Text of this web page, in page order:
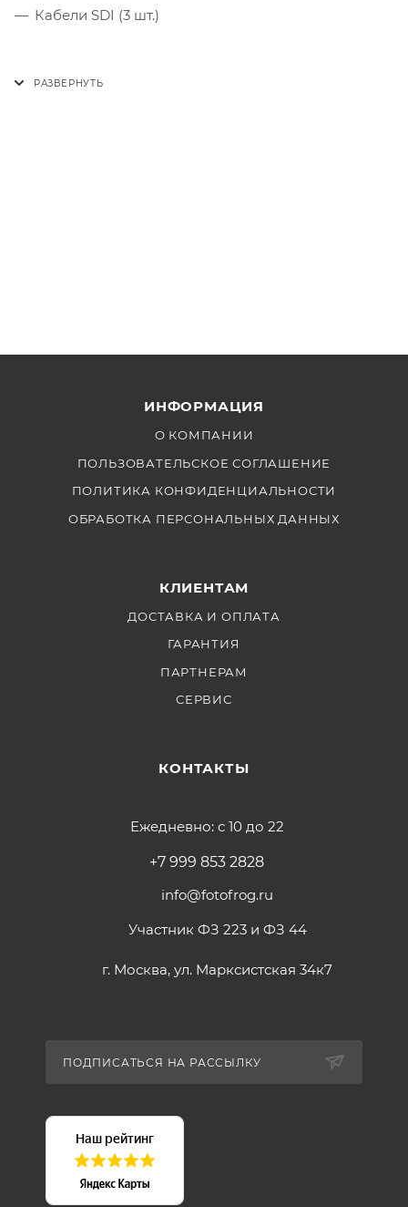
Кабели SDI (3 шт.)
ИНФОРМАЦИЯ
О КОМПАНИИ
ПОЛЬЗОВАТЕЛЬСКОЕ СОГЛАШЕНИЕ
ПОЛИТИКА КОНФИДЕНЦИАЛЬНОСТИ
ОБРАБОТКА ПЕРСОНАЛЬНЫХ ДАННЫХ
КЛИЕНТАМ
ДОСТАВКА И ОПЛАТА
ГАРАНТИЯ
ПАРТНЕРАМ
СЕРВИС
КОНТАКТЫ
Ежедневно: с 10 до 22
+7 999 853 2828
info@fotofrog.ru
Участник ФЗ 223 и ФЗ 44
г. Москва, ул. Марксистская 34к7
ПОДПИСАТЬСЯ НА РАССЫЛКУ